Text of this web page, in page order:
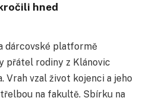
hned
dárcovské platformě
přátel rodiny z Klánovic
Vrah vzal život kojenci a jeho
na fakultě. Sbírku na